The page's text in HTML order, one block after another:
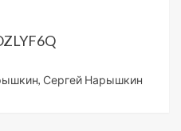
, Сергей Нарышкин